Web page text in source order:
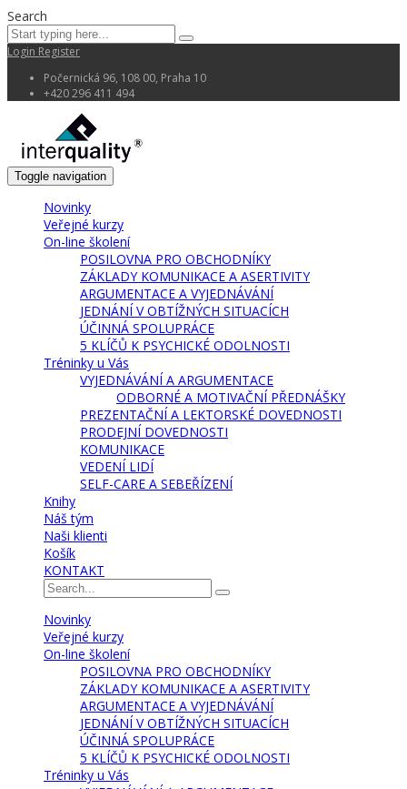
Search
Login Register
Počernická 96, 108 00, Praha 10
+420 296 411 494
Toggle navigation
Novinky
Veřejné kurzy
On-line školení
POSILOVNA PRO OBCHODNÍKY
ZÁKLADY KOMUNIKACE A ASERTIVITY
ARGUMENTACE A VYJEDNÁVÁNÍ
JEDNÁNÍ V OBTÍŽNÝCH SITUACÍCH
ÚČINNÁ SPOLUPRÁCE
5 KLÍČŮ K PSYCHICKÉ ODOLNOSTI
Tréninky u Vás
VYJEDNÁVÁNÍ A ARGUMENTACE
ODBORNÉ A MOTIVAČNÍ PŘEDNÁŠKY
PREZENTAČNÍ A LEKTORSKÉ DOVEDNOSTI
PRODEJNÍ DOVEDNOSTI
KOMUNIKACE
VEDENÍ LIDÍ
SELF-CARE A SEBEŘÍZENÍ
Knihy
Náš tým
Naši klienti
Košík
KONTAKT
Novinky
Veřejné kurzy
On-line školení
POSILOVNA PRO OBCHODNÍKY
ZÁKLADY KOMUNIKACE A ASERTIVITY
ARGUMENTACE A VYJEDNÁVÁNÍ
JEDNÁNÍ V OBTÍŽNÝCH SITUACÍCH
ÚČINNÁ SPOLUPRÁCE
5 KLÍČŮ K PSYCHICKÉ ODOLNOSTI
Tréninky u Vás